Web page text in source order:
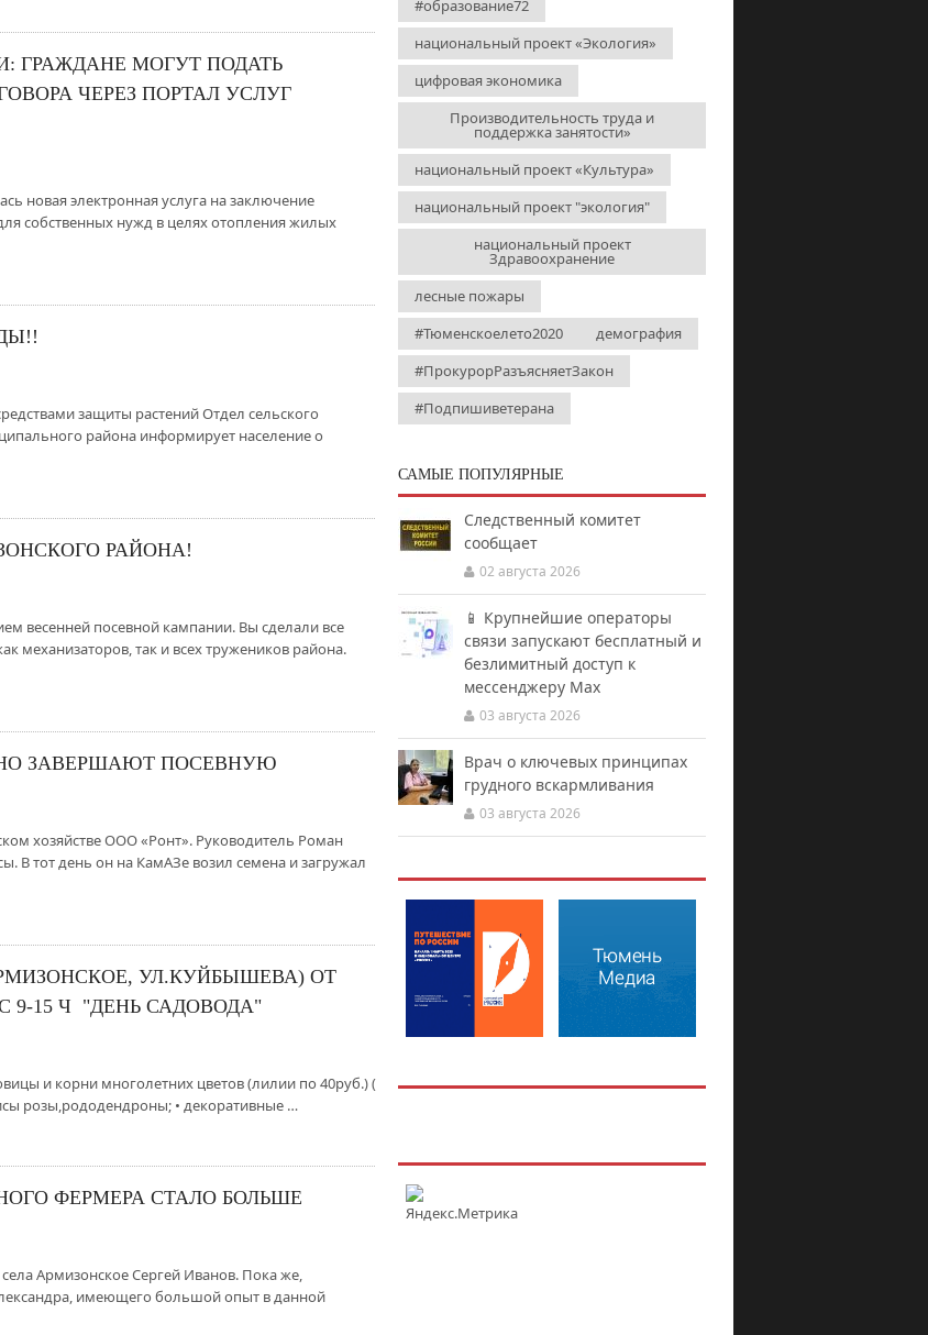
ГРАЖДАНЕ МОГУТ ПОДАТЬ
ЧЕРЕЗ ПОРТАЛ УСЛУГ
новая электронная услуга на заключение
собственных нужд в целях отопления жилых
защиты растений Отдел сельского
района информирует население о
РАЙОНА!
весенней посевной кампании. Вы сделали все
механизаторов, так и всех тружеников района.
ЗАВЕРШАЮТ ПОСЕВНУЮ
хозяйстве ООО «Ронт». Руководитель Роман
В тот день он на КамАЗе возил семена и загружал
УЛ.КУЙБЫШЕВА) ОТ
15 Ч "ДЕНЬ САДОВОДА"
и корни многолетних цветов (лилии по 40руб.) (
розы,рододендроны; • декоративные …
ФЕРМЕРА СТАЛО БОЛЬШЕ
Армизонское Сергей Иванов. Пока же,
имеющего большой опыт в данной
#образование72
национальный проект «Экология»
цифровая экономика
Производительность труда и
поддержка занятости»
национальный проект «Культура»
национальный проект "экология"
национальный проект
Здравоохранение
лесные пожары
#Тюменскоелето2020
демография
#ПрокурорРазъясняетЗакон
#Подпишиветерана
САМЫЕ ПОПУЛЯРНЫЕ
Следственный комитет
сообщает
02 августа 2026
📱 Крупнейшие операторы
связи запускают бесплатный и
безлимитный доступ к
мессенджеру Мах
03 августа 2026
Врач о ключевых принципах
грудного вскармливания
03 августа 2026